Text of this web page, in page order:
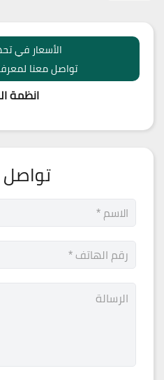
الأسعار في
تواصل معنا
انظمة